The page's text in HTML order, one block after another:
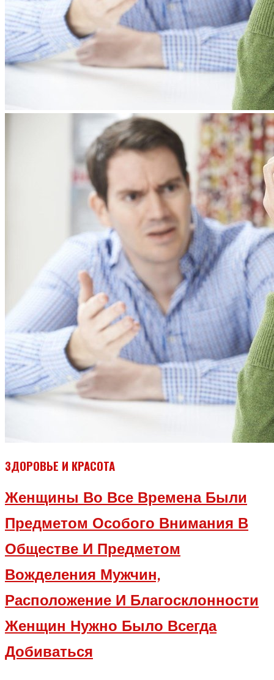
ЗДОРОВЬЕ И КРАСОТА
Женщины Во Все Времена Были
Предметом Особого Внимания В
Обществе И Предметом
Вожделения Мужчин,
Расположение И Благосклонности
Женщин Нужно Было Всегда
Добиваться